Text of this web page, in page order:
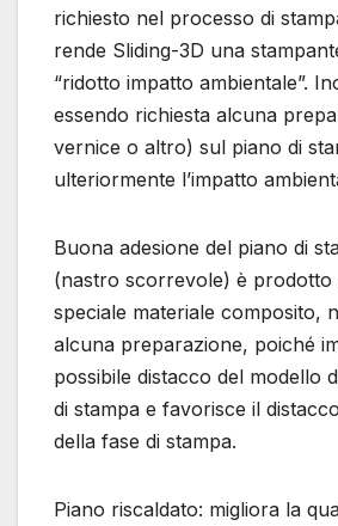
richiesto nel processo di
rende Sliding-3D una
“ridotto impatto ambientale”.
essendo richiesta alcuna
vernice o altro) sul piano di
ulteriormente l’impatto
Buona adesione del piano di
(nastro scorrevole) è prodotto
speciale materiale composito,
alcuna preparazione, poiché
possibile distacco del modello
di stampa e favorisce il
della fase di stampa.
Piano riscaldato: migliora la